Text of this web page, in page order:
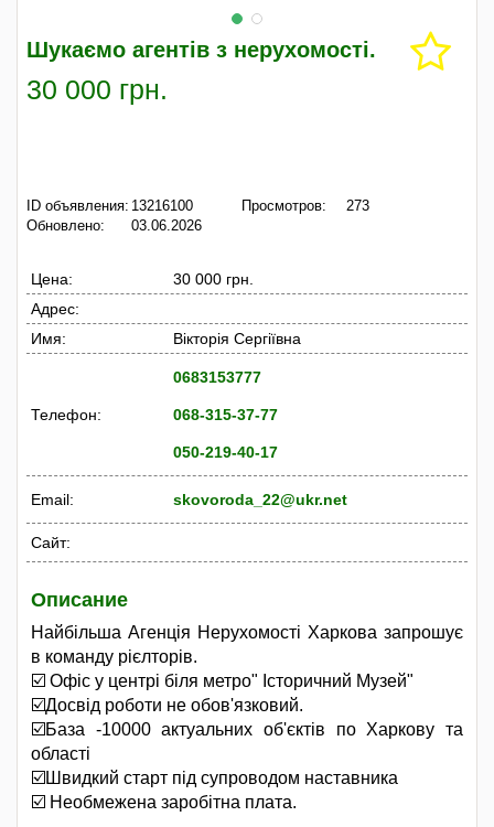
Шукаємо агентів з нерухомості.
30 000 грн.
ID объявления: 13216100
Обновлено:
03.06.2026
Просмотров: 273
Цена:
30 000 грн.
Адрес:
Имя:
Вікторія Сергіївна
Телефон:
0683153777
068-315-37-77
050-219-40-17
Email: skovoroda_22@ukr.net
Сайт:
Описание
Найбільша Агенція Нерухомості Харкова запрошує
в команду рієлторів.
☑️ Офіс у центрі біля метро" Історичний Музей"
☑️Досвід роботи не обов'язковий.
☑️База -10000 актуальних об'єктів по Харкову та
області
☑️Швидкий старт під супроводом наставника
☑️ Необмежена заробітна плата.